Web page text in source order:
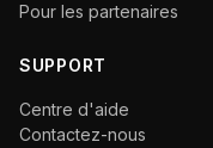
Pour les partenaires
SUPPORT
Centre d'aide
Contactez-nous